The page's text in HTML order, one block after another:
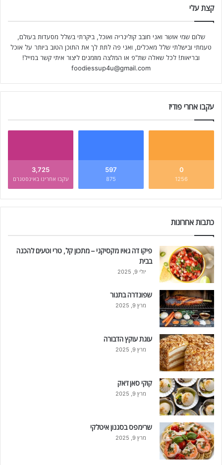
קצת עלי
שלום שמי אושר ואני חובב קולינריה ואוכל, ביקרתי בשלל מסעדות בעולם,
טעמתי ובישלתי שלל מאכלים, ואני פה לתת לך את התוכן הטוב ביותר על אוכל
ובריאות! לכל שאלה שת"פ או המלצה מוזמנים ליצור איתי קשר במייל!
foodiessup4u@gmail.com
עקבו אחרי פודיז
0
1256
597
875
3,725
עקבו אחרינו באינסטגרם
כתבות אחרונות
פיקו דה גאיו מקסיקני – מתכון קל, טרי וטעים להכנה
בבית
יולי 9, 2025
שפונדרה בתנור
מרץ 9, 2025
עוגת עוקץ הדבורה
מרץ 9, 2025
קוקי סאן ז'אק
מרץ 9, 2025
שרימפס בסגנון איטלקי
מרץ 9, 2025